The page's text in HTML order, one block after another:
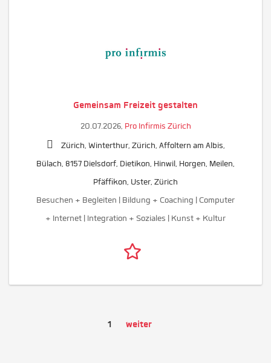
Gemeinsam Freizeit gestalten
20.07.2026, Pro Infirmis Zürich
Zürich, Winterthur, Zürich, Affoltern am Albis,
Bülach, 8157 Dielsdorf, Dietikon, Hinwil, Horgen, Meilen,
Pfäffikon, Uster, Zürich
Besuchen + Begleiten | Bildung + Coaching | Computer
+ Internet | Integration + Soziales | Kunst + Kultur
1 weiter